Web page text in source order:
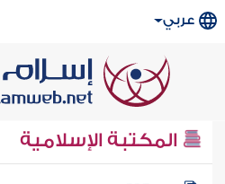
عربي
المكتبة الإسلامية